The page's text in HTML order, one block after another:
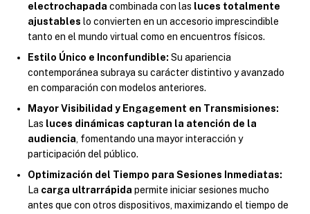
electrochapada combinada con las luces totalmente
ajustables lo convierten en un accesorio imprescindible
tanto en el mundo virtual como en encuentros físicos.
Estilo Único e Inconfundible: Su apariencia
contemporánea subraya su carácter distintivo y avanzado
en comparación con modelos anteriores.
Mayor Visibilidad y Engagement en Transmisiones:
Las luces dinámicas capturan la atención de la
audiencia, fomentando una mayor interacción y
participación del público.
Optimización del Tiempo para Sesiones Inmediatas:
La carga ultrarrápida permite iniciar sesiones mucho
antes que con otros dispositivos, maximizando el tiempo de